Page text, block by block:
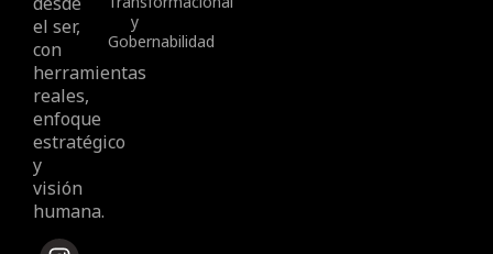
el ser,
con
herramientas
reales,
enfoque
estratégico
y
visión
humana.
y
Gobernabilidad